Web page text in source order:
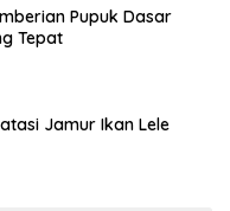
Pupuk Dasar
Tepat
Jamur Ikan Lele